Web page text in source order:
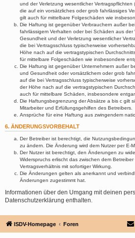
und der Verletzung wesentlicher Vertragspflichten
die auf ein vorsätzliches oder grob fahrlässiges
gilt auch für mittelbare Folgeschäden wie
Die Haftung ist gegenüber Verbrauchern außer
fahrlässigem Verhalten oder bei Schäden aus
Gesundheit und der Verletzung wesentlicher
die bei Vertragsschluss typischerweise
Höhe nach auf die vertragstypischen
für mittelbare Folgeschäden wie insbesondere
Die Haftung ist gegenüber Unternehmern außer
und Gesundheit oder vorsätzlichem oder grob
auf die bei Vertragsschluss typischerweise
der Höhe nach auf die vertragstypischen
auch für mittelbare Schäden, insbesondere
Die Haftungsbegrenzung der Absätze a bis c gilt
Mitarbeiter und Erfüllungsgehilfen des Betreibers.
Ansprüche für eine Haftung aus zwingendem
6. ÄNDERUNGSVORBEHALT
Der Betreiber ist berechtigt, die
zu ändern. Die Änderung wird dem Nutzer per E-
Der Nutzer ist berechtigt, den Änderungen zu
Widerspruchs erlischt das zwischen dem
Vertragsverhältnis mit sofortiger Wirkung.
Die Änderungen gelten als anerkannt und
Änderungen zugestimmt hat.
Informationen über den Umgang mit deinen
Datenschutzerklärung enthalten.
ISDV-Homepage Foren